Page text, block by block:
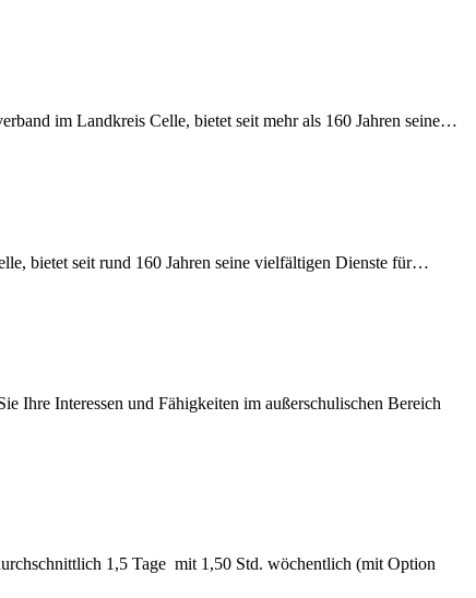
im Landkreis Celle, bietet seit mehr als 160 Jahren seine…
bietet seit rund 160 Jahren seine vielfältigen Dienste für…
Ihre Interessen und Fähigkeiten im außerschulischen Bereich
1,5 Tage mit 1,50 Std. wöchentlich (mit Option